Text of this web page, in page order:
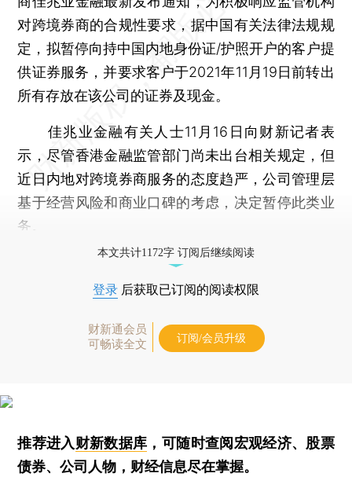
对跨境券商的合规性要求，据中国有关法律法规规
定，拟暂停向持中国内地身份证/护照开户的客户提
供证券服务，并要求客户于2021年11月19日前转出
所有存放在该公司的证券及现金。
佳兆业金融有关人士11月16日向财新记者表
示，尽管香港金融监管部门尚未出台相关规定，但
近日内地对跨境券商服务的态度趋严，公司管理层
基于经营风险和商业口碑的考虑，决定暂停此类业
务。
本文共计1172字 订阅后继续阅读
登录 后获取已订阅的阅读权限
财新通会员
可畅读全文
订阅/会员升级
推荐进入财新数据库 ，可随时查阅宏观经济、股票
债券、公司人物，财经信息尽在掌握。